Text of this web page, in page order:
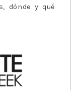
dónde y qué